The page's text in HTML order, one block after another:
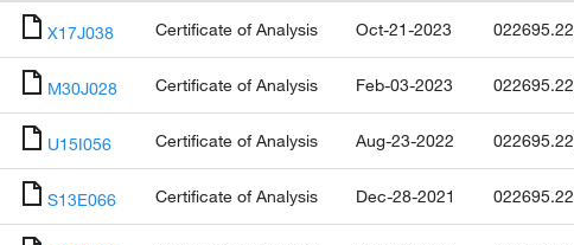
X17J038 Certificate of Analysis Oct-21-2023 022695.22
M30J028 Certificate of Analysis Feb-03-2023 022695.22
U15I056 Certificate of Analysis Aug-23-2022 022695.22
S13E066 Certificate of Analysis Dec-28-2021 022695.22